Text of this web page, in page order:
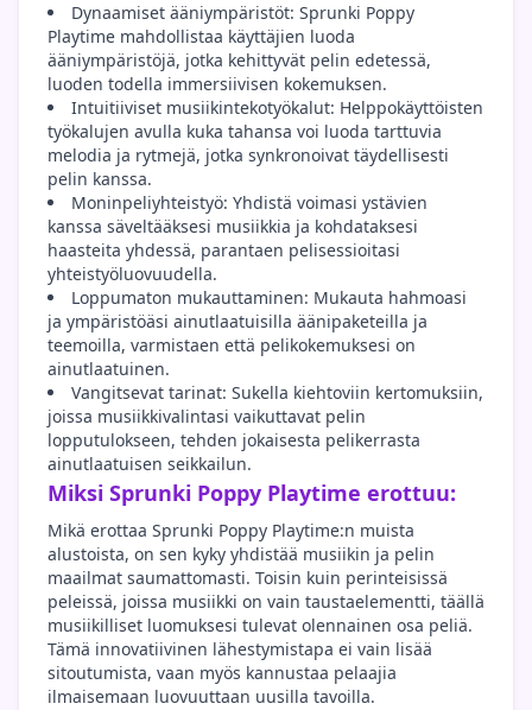
Dynaamiset ääniympäristöt: Sprunki Poppy
Playtime mahdollistaa käyttäjien luoda
ääniympäristöjä, jotka kehittyvät pelin edetessä,
luoden todella immersiivisen kokemuksen.
Intuitiiviset musiikintekotyökalut: Helppokäyttöisten
työkalujen avulla kuka tahansa voi luoda tarttuvia
melodia ja rytmejä, jotka synkronoivat täydellisesti
pelin kanssa.
Moninpeliyhteistyö: Yhdistä voimasi ystävien
kanssa säveltääksesi musiikkia ja kohdataksesi
haasteita yhdessä, parantaen pelisessioitasi
yhteistyöluovuudella.
Loppumaton mukauttaminen: Mukauta hahmoasi
ja ympäristöäsi ainutlaatuisilla äänipaketeilla ja
teemoilla, varmistaen että pelikokemuksesi on
ainutlaatuinen.
Vangitsevat tarinat: Sukella kiehtoviin kertomuksiin,
joissa musiikkivalintasi vaikuttavat pelin
lopputulokseen, tehden jokaisesta pelikerrasta
ainutlaatuisen seikkailun.
Miksi Sprunki Poppy Playtime erottuu:
Mikä erottaa Sprunki Poppy Playtime:n muista
alustoista, on sen kyky yhdistää musiikin ja pelin
maailmat saumattomasti. Toisin kuin perinteisissä
peleissä, joissa musiikki on vain taustaelementti, täällä
musiikilliset luomuksesi tulevat olennainen osa peliä.
Tämä innovatiivinen lähestymistapa ei vain lisää
sitoutumista, vaan myös kannustaa pelaajia
ilmaisemaan luovuuttaan uusilla tavoilla.